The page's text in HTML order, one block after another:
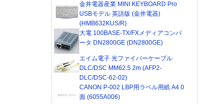
金井電器産業 MINI KEYBOARD Pro
USBモデル 英語版 (金井電器)
(HMB632KUS/R)
大電 100BASE-TX/FXメディアコンバ
ータ DN2800GE (DN2800GE)
エイム電子 光ファイバーケーブル
DLC/DSC MM62.5 2m (AFP2-
DLC/DSC-62-02)
CANON P-002 LBP用ラベル用紙 A4 0
面 (6055A006)